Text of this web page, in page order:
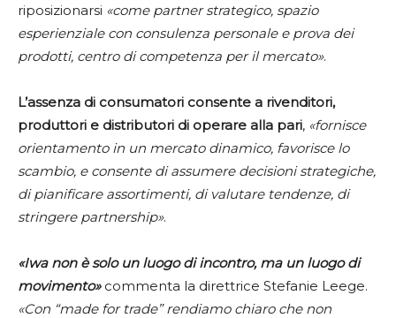
riposizionarsi «come partner strategico, spazio
esperienziale con consulenza personale e prova dei
prodotti, centro di competenza per il mercato».
L’assenza di consumatori consente a rivenditori,
produttori e distributori di operare alla pari, «fornisce
orientamento in un mercato dinamico, favorisce lo
scambio, e consente di assumere decisioni strategiche,
di pianificare assortimenti, di valutare tendenze, di
stringere partnership».
«Iwa non è solo un luogo di incontro, ma un luogo di
movimento»commenta la direttrice Stefanie Leege.
«Con “made for trade” rendiamo chiaro che non